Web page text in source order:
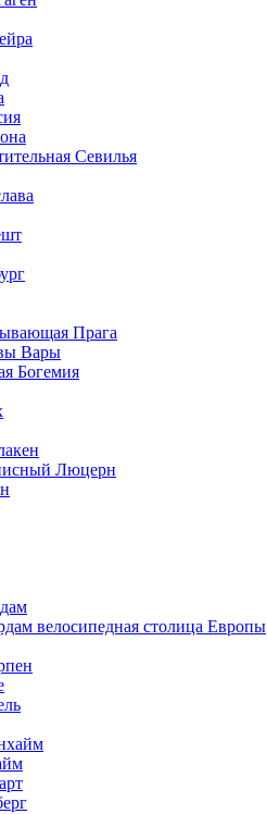
Севилья
Прага
Вары
Богемия
Люцерн
велосипедная столица Европы